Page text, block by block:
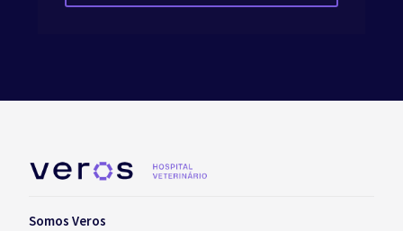
Somos Veros